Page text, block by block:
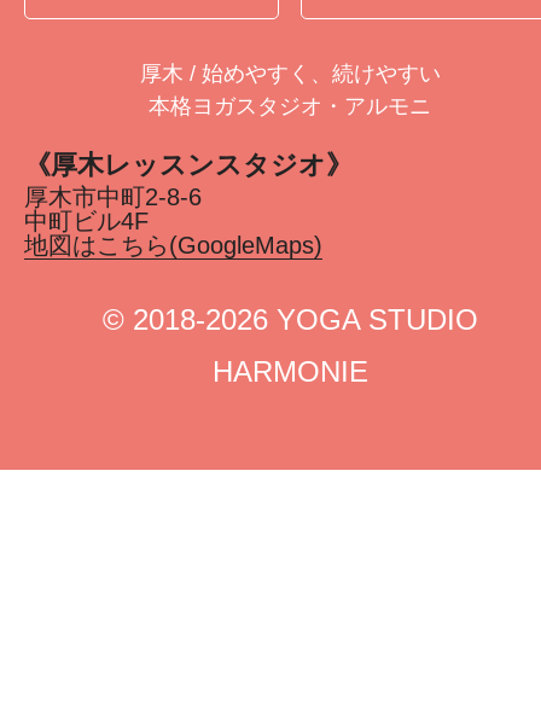
厚木 / 始めやすく、続けやすい
本格ヨガスタジオ・アルモニ
《厚木レッスンスタジオ》
厚木市中町2-8-6
中町ビル4F
地図はこちら(GoogleMaps)
©︎ 2018-2026 YOGA STUDIO
HARMONIE